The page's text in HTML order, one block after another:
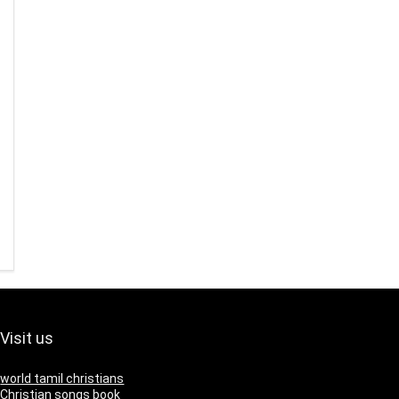
Visit us
world tamil christians
Christian songs book